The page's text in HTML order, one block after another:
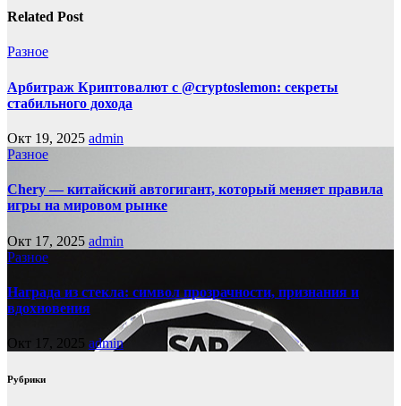
Related Post
Разное
Арбитраж Криптовалют с @cryptoslemon: секреты
стабильного дохода
Окт 19, 2025 admin
Разное
Chery — китайский автогигант, который меняет правила
игры на мировом рынке
Окт 17, 2025 admin
Разное
Награда из стекла: символ прозрачности, признания и
вдохновения
Окт 17, 2025 admin
Рубрики